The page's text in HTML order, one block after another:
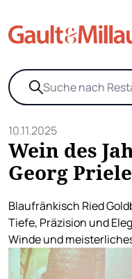
10.11.2025
Wein des
Georg
Blaufränkisch Ried
Tiefe, Präzision und
Winde und